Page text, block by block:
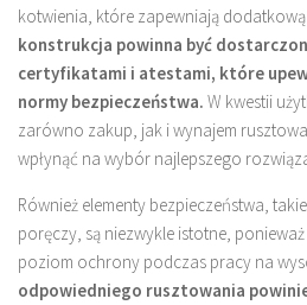
kotwienia, które zapewniają dodatkową
konstrukcja powinna być
certyfikatami i atestami, które
normy bezpieczeństwa. W kwestii
zarówno zakup, jak i wynajem
wpłynąć na wybór najlepszego
Również elementy bezpieczeństwa,
poręczy, są niezwykle istotne,
poziom ochrony podczas pracy na
odpowiedniego rusztowania